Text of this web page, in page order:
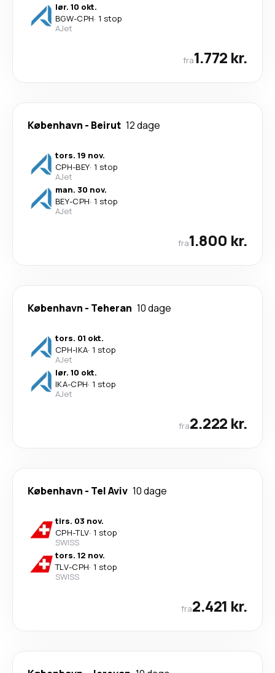
lør. 10 okt.
BGW-CPH· 1 stop
AJet
fra1.772 kr.
København - Beirut 12 dage
tors. 19 nov.
CPH-BEY· 1 stop
AJet
man. 30 nov.
BEY-CPH· 1 stop
AJet
fra1.800 kr.
København - Teheran 10 dage
tors. 01 okt.
CPH-IKA· 1 stop
AJet
lør. 10 okt.
IKA-CPH· 1 stop
AJet
fra2.222 kr.
København - Tel Aviv 10 dage
tirs. 03 nov.
CPH-TLV· 1 stop
SWISS
tors. 12 nov.
TLV-CPH· 1 stop
SWISS
fra2.421 kr.